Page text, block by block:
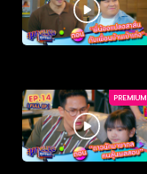
PREMIUM